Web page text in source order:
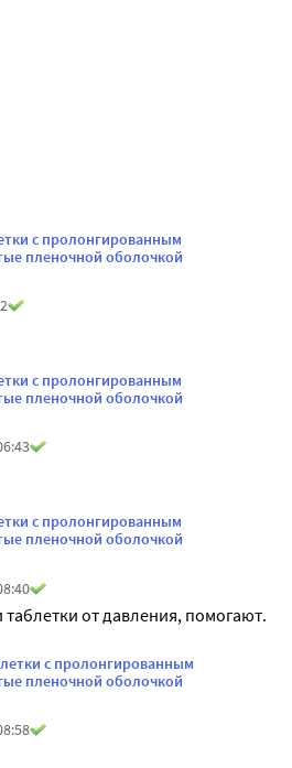
с пролонгированным
пленочной оболочкой
с пролонгированным
пленочной оболочкой
с пролонгированным
пленочной оболочкой
от давления, помогают.
с пролонгированным
пленочной оболочкой